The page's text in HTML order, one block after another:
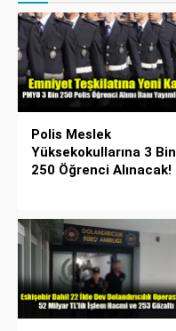
Polis Meslek
Yüksekokullarına 3 Bin
250 Öğrenci Alınacak!